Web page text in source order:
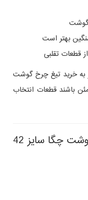
گوشت
بهتر است
قطعات تقلبی
به خرید تیغ چرخ گوشت
باشند قطعات انتخاب‌
چگا سایز 42